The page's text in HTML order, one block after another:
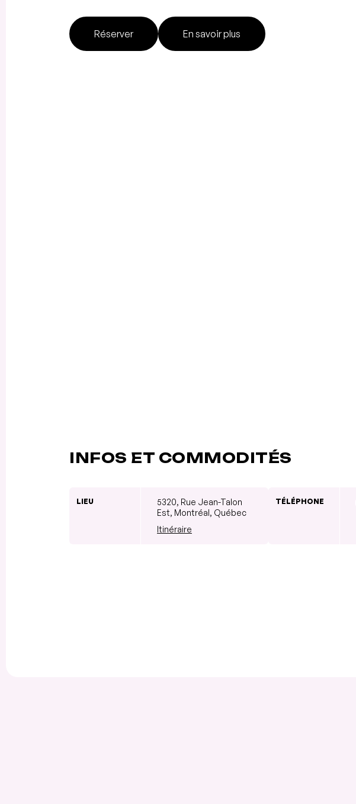
Réserver En savoir plus
INFOS ET COMMODITÉS
LIEU
5320, Rue Jean-Talon
Est, Montréal, Québec
Itinéraire
TÉLÉPHONE